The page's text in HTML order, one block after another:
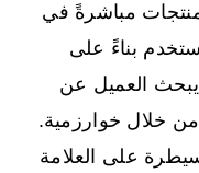
مباشرةً في
بناءً على
العميل عن
خوارزمية.
على العلامة